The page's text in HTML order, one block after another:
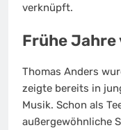
verknüpft.
Frühe Jahre
Thomas Anders
zeigte bereits in
Musik. Schon als
außergewöhnliche